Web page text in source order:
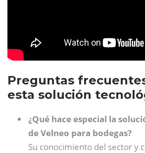
Preguntas
esta solución
¿Qué hace especial la
de Velneo para bodegas?
Su conocimiento del sector y